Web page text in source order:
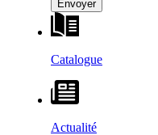
Catalogue
Actualité